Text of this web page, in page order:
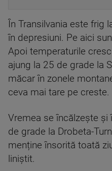
În Transilvania este frig
în depresiuni. Pe aici
Apoi temperaturile
ajung la 25 de grade la
măcar în zonele
ceva mai tare pe creste.
Vremea se încălzește și
de grade la Drobeta-
menține însorită toată
liniștit.